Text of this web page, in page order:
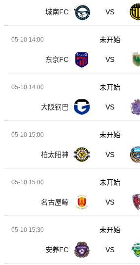
城南FC VS
05-10 14:00
东京FC VS
未开始
05-10 14:00
大阪钢巴 VS
未开始
05-10 15:00
柏太阳神 VS
未开始
05-10 15:00
名古屋鲸 VS
未开始
05-10 15:30
安养FC VS
未开始